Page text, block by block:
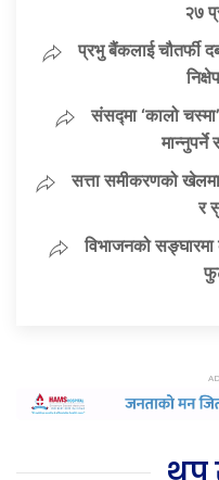
२७
प्रभु बैंकलाई चौतर्फी
संसद्मा ‘कालो
सत्ता समीकरणको
र
विभाजनको सङ्घारमा
थप